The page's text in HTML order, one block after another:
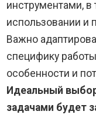
инструментами, в
использовании и
Важно
специфику
особенности и
Идеальный
задачами будет